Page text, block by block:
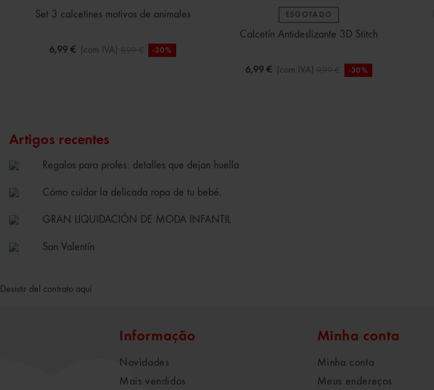
Set 3 calcetines motivos de animales
6,99 € (com IVA) 9,99 € -30%
ESGOTADO
Calcetín Antideslizante 3D Stitch
6,99 € (com IVA) 9,99 € -30%
Artigos recentes
Regalos para profes: detalles que dejan huella
Cómo cuidar la delicada ropa de tu bebé.
GRAN LIQUIDACIÓN DE MODA INFANTIL
San Valentín
Desistir del contrato aquí
Informação
Novidades
Mais vendidos
Minha conta
Minha conta
Meus endereços